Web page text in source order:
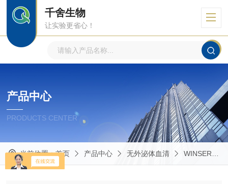
千舍生物
让实验更省心！
产品中心
PRODUCTS CENTER
当前位置：首页 产品中心 无外泌体血清 WINSERA无外泌体血清